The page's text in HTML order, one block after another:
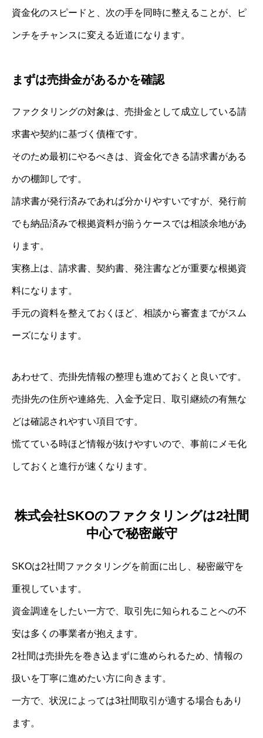
資金化のスピードと、次の手を同時に整えることが、ピ
ンチをチャンスに変える近道になります。
まずは売掛金があるかを確認
ファクタリングの対象は、売掛金として成立している請
求書や契約に基づく債権です。
そのため最初にやるべきは、資金化できる請求書がある
かの棚卸しです。
請求書が発行済みであれば分かりやすいですが、発行前
でも納品済みで根拠資料が揃うケースでは相談余地があ
ります。
実務上は、請求書、契約書、発注書などが重要な根拠資
料になります。
手元の資料を整えておくほど、相談から審査までがスム
ーズになります。
あわせて、売掛先情報の整理も進めておくと良いです。
売掛先の住所や連絡先、入金予定日、取引継続の有無な
どは確認されやすい項目です。
慌てている時ほど情報が抜けやすいので、事前にメモ化
しておくと進行が速くなります。
株式会社SKOのファクタリングは2社間
中心で秘密厳守
SKOは2社間ファクタリングを前面に出し、秘密厳守を
重視しています。
資金調達をしたい一方で、取引先に知られることへの不
安は多くの事業者が抱えます。
2社間は売掛先を巻き込まずに進められるため、情報の
扱いを丁寧に進めたい方に向きます。
一方で、状況によっては3社間取引が適する場合もあり
ます。